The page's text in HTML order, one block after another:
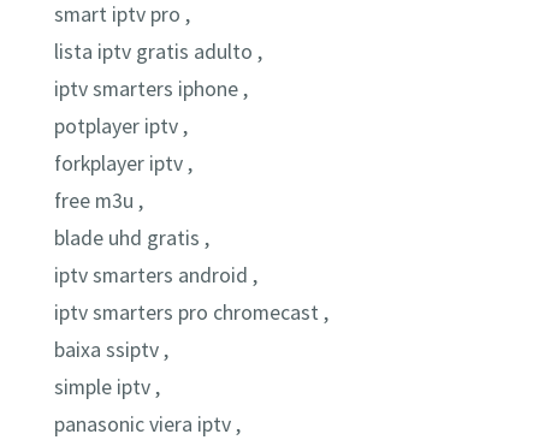
smart iptv pro ,
lista iptv gratis adulto ,
iptv smarters iphone ,
potplayer iptv ,
forkplayer iptv ,
free m3u ,
blade uhd gratis ,
iptv smarters android ,
iptv smarters pro chromecast ,
baixa ssiptv ,
simple iptv ,
panasonic viera iptv ,